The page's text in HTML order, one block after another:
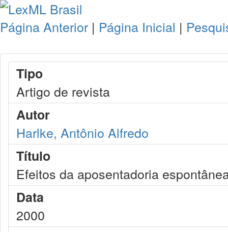
Página Anterior | Página Inicial |
Tipo
Artigo de revista
Autor
Harlke, Antônio Alfredo
Título
Efeitos da aposentadoria
Data
2000